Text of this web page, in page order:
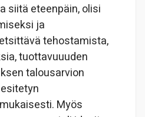
siitä eteenpäin, olisi
ja
tehostamista,
tuottavuuuden
talousarvion
Myös